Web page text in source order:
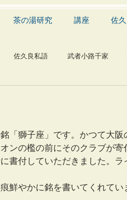
茶の湯研究 講座 佐
佐久良私語 武者小路千家
音楽 メディア blog
「獅子座」です。かつて大阪
ンの檻の前にそのクラブが
書付していただきました。
鮮やかに銘を書いてくれてい